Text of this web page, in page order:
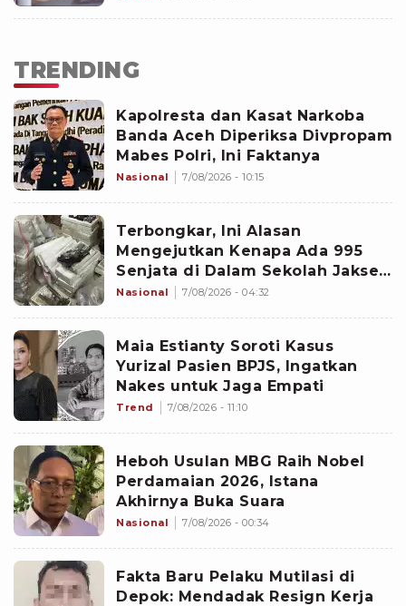
TRENDING
Kapolresta dan Kasat Narkoba
Banda Aceh Diperiksa Divpropam
Mabes Polri, Ini Faktanya
Nasional 7/08/2026 - 10:15
Terbongkar, Ini Alasan
Mengejutkan Kenapa Ada 995
Senjata di Dalam Sekolah Jaksel
Sejak 2020
Nasional 7/08/2026 - 04:32
Maia Estianty Soroti Kasus
Yurizal Pasien BPJS, Ingatkan
Nakes untuk Jaga Empati
Trend 7/08/2026 - 11:10
Heboh Usulan MBG Raih Nobel
Perdamaian 2026, Istana
Akhirnya Buka Suara
Nasional 7/08/2026 - 00:34
Fakta Baru Pelaku Mutilasi di
Depok: Mendadak Resign Kerja